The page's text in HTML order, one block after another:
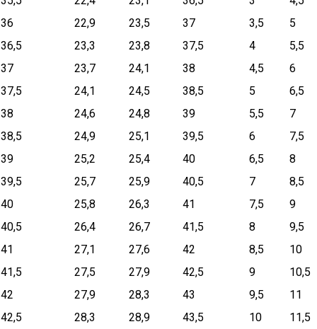
36
22,9 23,5 37 3,5
5
36,5
23,3 23,8 37,5 4
5,5
37
23,7 24,1 38 4,5
6
37,5
24,1 24,5 38,5 5
6,5
38
24,6 24,8 39 5,5
7
38,5
24,9 25,1 39,5 6
7,5
39
25,2 25,4 40 6,5
8
39,5
25,7 25,9 40,5 7
8,5
40
25,8 26,3 41 7,5
9
40,5
26,4 26,7 41,5 8
9,5
41
27,1 27,6 42 8,5
10
41,5
27,5 27,9 42,5 9
10,5
42
27,9 28,3 43 9,5
11
42,5
28,3 28,9 43,5 10
11,5